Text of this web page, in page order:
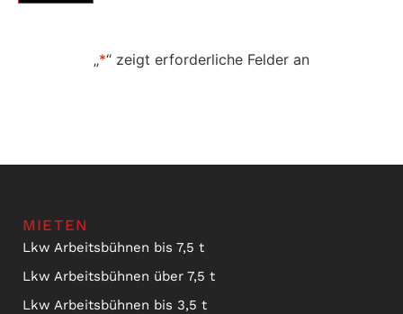
„*“ zeigt erforderliche Felder an
MIETEN
Lkw Arbeitsbühnen bis 7,5 t
Lkw Arbeitsbühnen über 7,5 t
Lkw Arbeitsbühnen bis 3,5 t